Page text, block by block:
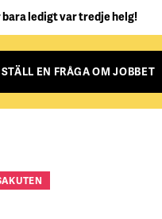
bara ledigt var tredje helg!
STÄLL EN FRÅGA OM JOBBET